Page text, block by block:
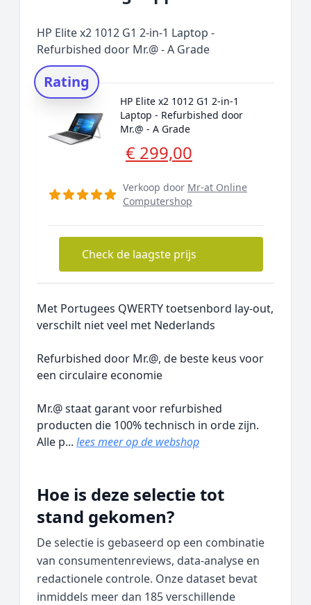
HP Elite x2 1012 G1 2-in-1 Laptop -
Refurbished door Mr.@ - A Grade
Rating
HP Elite x2 1012 G1 2-in-1
Laptop - Refurbished door
Mr.@ - A Grade
€ 299,00
Verkoop door Mr-at Online
Computershop
Check de laagste prijs
Met Portugees QWERTY toetsenbord lay-out,
verschilt niet veel met Nederlands
Refurbished door Mr.@, de beste keus voor
een circulaire economie
Mr.@ staat garant voor refurbished
producten die 100% technisch in orde zijn.
Alle p... lees meer op de webshop
Hoe is deze selectie tot
stand gekomen?
De selectie is gebaseerd op een combinatie
van consumentenreviews, data‑analyse en
redactionele controle. Onze dataset bevat
inmiddels meer dan 185 verschillende